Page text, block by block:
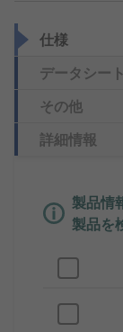
仕様
データシート
その他
詳細情報
製品情
製品を